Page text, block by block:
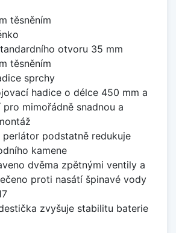
těsněním
otvoru 35 mm
těsněním
sprchy
hadice o délce 450 mm a
mimořádně snadnou a
perlátor podstatně redukuje
kamene
dvěma zpětnými ventily a
proti nasátí špinavé vody
zvyšuje stabilitu baterie